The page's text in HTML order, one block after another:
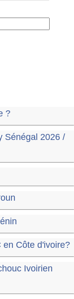
?
Sénégal 2026 /
en Côte d'ivoire?
Ivoirien